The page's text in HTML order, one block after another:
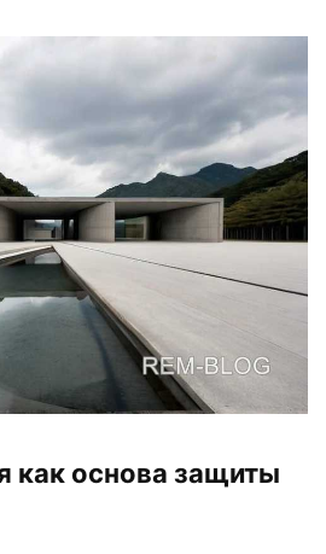
как основа защиты